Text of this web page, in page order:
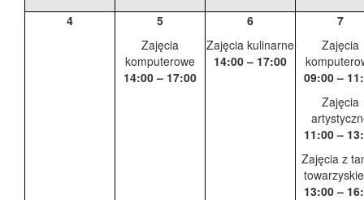
4
5
Zajęcia
komputerowe
14:00 – 17:00
6
Zajęcia kulinarne
14:00 – 17:00
7
Zajęcia
09:00 –
Zajęcia
11:00 –
Zajęcia z
13:00 –